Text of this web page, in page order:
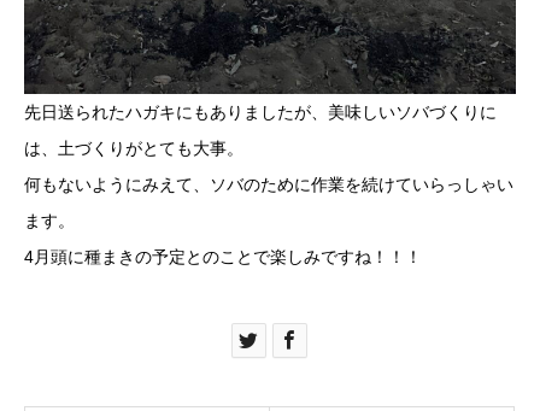
先日送られたハガキにもありましたが、美味しいソバづくりに
は、土づくりがとても大事。
何もないようにみえて、ソバのために作業を続けていらっしゃい
ます。
4月頭に種まきの予定とのことで楽しみですね！！！